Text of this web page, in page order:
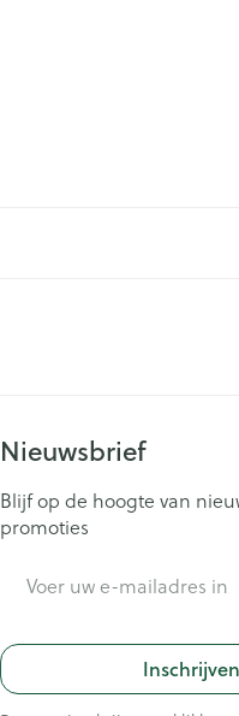
Nieuwsbrief
Blijf op de hoogte van
promoties
Inschrijven